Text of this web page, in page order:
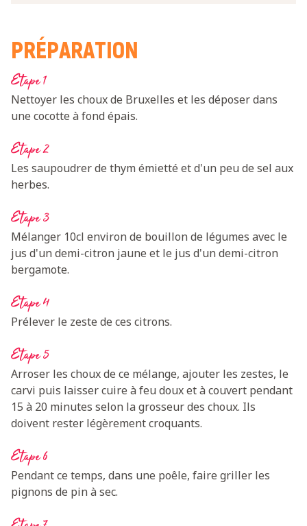
PRÉPARATION
Etape 1
Nettoyer les choux de Bruxelles et les déposer dans
une cocotte à fond épais.
Etape 2
Les saupoudrer de thym émietté et d'un peu de sel aux
herbes.
Etape 3
Mélanger 10cl environ de bouillon de légumes avec le
jus d'un demi-citron jaune et le jus d'un demi-citron
bergamote.
Etape 4
Prélever le zeste de ces citrons.
Etape 5
Arroser les choux de ce mélange, ajouter les zestes, le
carvi puis laisser cuire à feu doux et à couvert pendant
15 à 20 minutes selon la grosseur des choux. Ils
doivent rester légèrement croquants.
Etape 6
Pendant ce temps, dans une poêle, faire griller les
pignons de pin à sec.